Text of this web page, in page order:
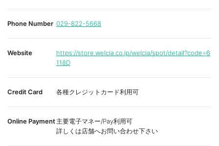
Phone Number 029-822-5668
Website
https://store.welcia.co.jp/welcia/spot/detail?code=6
118D
Credit Card 各種クレジットカード利用可
Online Payment主要電子マネー/Pay利用可
詳しくは店舗へお問い合わせ下さい